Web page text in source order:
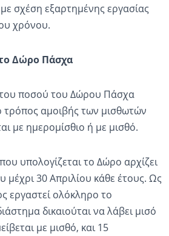
σχέση εξαρτημένης εργασίας
χρόνου.
Δώρο Πάσχα
του ποσού του Δώρου Πάσχα
αμοιβής των μισθωτών
με ημερομίσθιο ή με μισθό.
υπολογίζεται το Δώρο αρχίζει
μέχρι 30 Απριλίου κάθε έτους. Ως
εργαστεί ολόκληρο το
δικαιούται να λάβει μισό
με μισθό, και 15